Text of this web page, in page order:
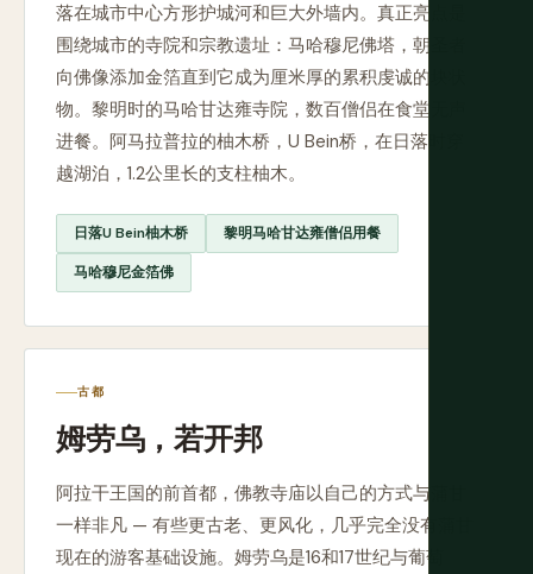
落在城市中心方形护城河和巨大外墙内。真正亮点是
围绕城市的寺院和宗教遗址：马哈穆尼佛塔，朝圣者
向佛像添加金箔直到它成为厘米厚的累积虔诚的块状
物。黎明时的马哈甘达雍寺院，数百僧侣在食堂无声
进餐。阿马拉普拉的柚木桥，U Bein桥，在日落时穿
越湖泊，1.2公里长的支柱柚木。
日落U Bein柚木桥 黎明马哈甘达雍僧侣用餐
马哈穆尼金箔佛
古都
姆劳乌，若开邦
阿拉干王国的前首都，佛教寺庙以自己的方式与蒲甘
一样非凡 — 有些更古老、更风化，几乎完全没有蒲甘
现在的游客基础设施。姆劳乌是16和17世纪与葡萄